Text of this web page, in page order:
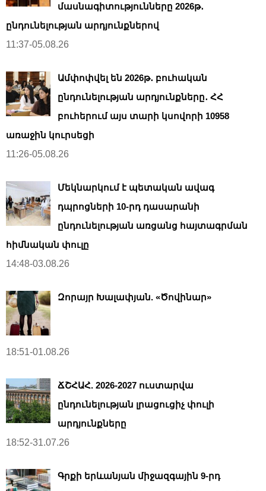
մասնագիտությունները 2026թ․
ընդունելության արդյունքներով
11:37-05.08.26
Ամփոփվել են 2026թ․ բուհական
ընդունելության արդյունքները․ ՀՀ
բուհերում այս տարի կսովորի 10958
առաջին կուրսեցի
11:26-05.08.26
Մեկնարկում է պետական ավագ
դպրոցների 10-րդ դասարանի
ընդունելության առցանց հայտագրման
հիմնական փուլը
14:48-03.08.26
Զորայր Խալափյան. «Ծովինար»
18:51-01.08.26
ՃՇՀԱՀ. 2026-2027 ուստարվա
ընդունելության լրացուցիչ փուլի
արդյունքները
18:52-31.07.26
Գրքի երևանյան միջազգային 9-րդ